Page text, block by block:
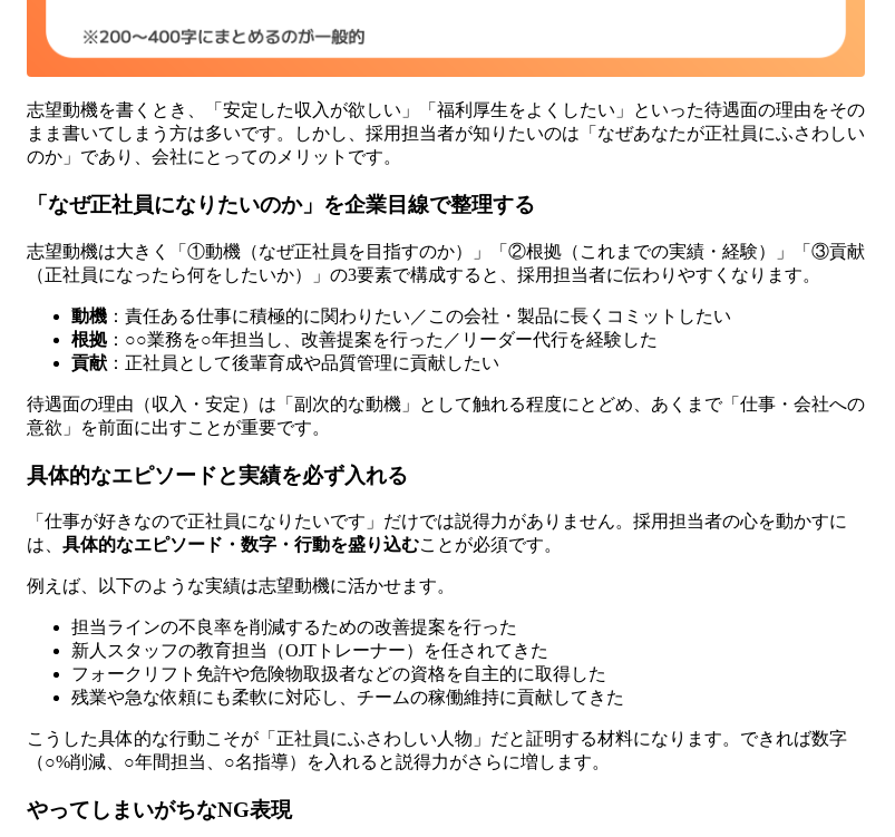
志望動機を書くとき、「安定した収入が欲しい」「福利厚生をよくしたい」といった待遇面の理由をその
まま書いてしまう方は多いです。しかし、採用担当者が知りたいのは「なぜあなたが正社員にふさわしい
のか」であり、会社にとってのメリットです。
「なぜ正社員になりたいのか」を企業目線で整理する
志望動機は大きく「①動機（なぜ正社員を目指すのか）」「②根拠（これまでの実績・経験）」「③貢献
（正社員になったら何をしたいか）」の3要素で構成すると、採用担当者に伝わりやすくなります。
動機 ：責任ある仕事に積極的に関わりたい／この会社・製品に長くコミットしたい
根拠 ：○○業務を○年担当し、改善提案を行った／リーダー代行を経験した
貢献 ：正社員として後輩育成や品質管理に貢献したい
待遇面の理由（収入・安定）は「副次的な動機」として触れる程度にとどめ、あくまで「仕事・会社への
意欲」を前面に出すことが重要です。
具体的なエピソードと実績を必ず入れる
「仕事が好きなので正社員になりたいです」だけでは説得力がありません。採用担当者の心を動かすに
は、 具体的なエピソード・数字・行動を盛り込むことが必須です。
例えば、以下のような実績は志望動機に活かせます。
担当ラインの不良率を削減するための改善提案を行った
新人スタッフの教育担当（OJTトレーナー）を任されてきた
フォークリフト免許や危険物取扱者などの資格を自主的に取得した
残業や急な依頼にも柔軟に対応し、チームの稼働維持に貢献してきた
こうした具体的な行動こそが「正社員にふさわしい人物」だと証明する材料になります。できれば数字
（○%削減、○年間担当、○名指導）を入れると説得力がさらに増します。
やってしまいがちなNG表現